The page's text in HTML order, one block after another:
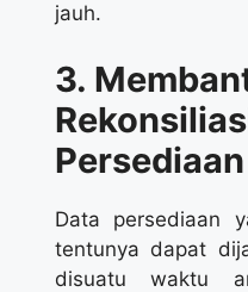
jauh.
3.
Persediaan
Data persediaan
tentunya dapat
disuatu waktu